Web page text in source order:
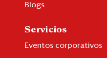
Blogs
Servicios
Eventos corporativos